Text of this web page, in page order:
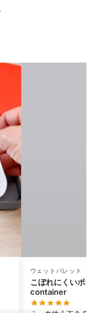
ウェットパレット
こぼれにくい
container